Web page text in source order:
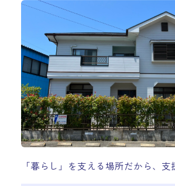
「暮らし」を支える場所だから、支